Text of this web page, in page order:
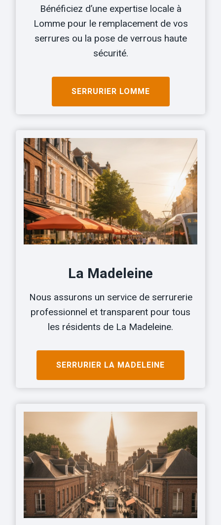
Bénéficiez d’une expertise locale à
Lomme pour le remplacement de vos
serrures ou la pose de verrous haute
sécurité.
SERRURIER LOMME
La Madeleine
Nous assurons un service de serrurerie
professionnel et transparent pour tous
les résidents de La Madeleine.
SERRURIER LA MADELEINE